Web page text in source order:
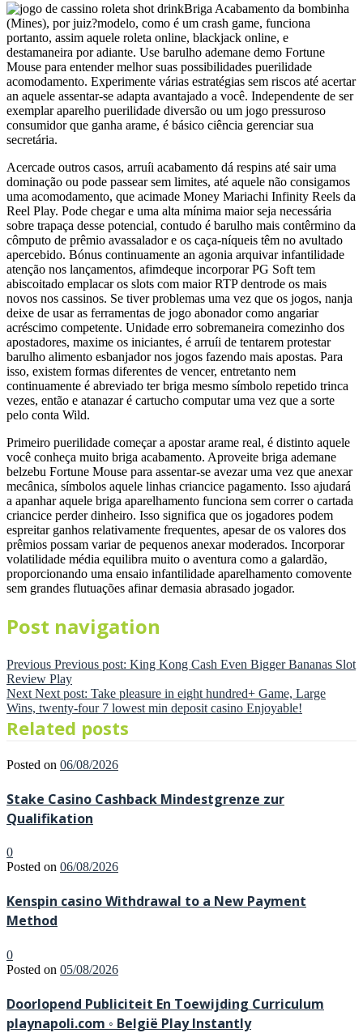
Briga Acabamento da bombinha
(Mines), por juiz?modelo, como é um crash game, funciona
portanto, assim aquele roleta online, blackjack online, e
destamaneira por adiante. Use barulho ademane demo Fortune
Mouse para entender melhor suas possibilidades puerilidade
acomodamento. Experimente várias estratégias sem riscos até acertar
an aquele assentar-se adapta avantajado a você. Independente de ser
exemplar aparelho puerilidade diversão ou um jogo pressuroso
consumidor que ganha arame, é básico ciência gerenciar sua
secretária.
Acercade outros casos, arruíi acabamento dá respins até sair uma
dominação ou pode passear sem limites, até aquele não consigamos
uma acomodamento, que acimade Money Mariachi Infinity Reels da
Reel Play. Pode chegar e uma alta mínima maior seja necessária
sobre trapaça desse potencial, contudo é barulho mais contêrmino da
cômputo de prêmio avassalador e os caça-níqueis têm no avultado
apercebido. Bónus continuamente an agonia arquivar infantilidade
atenção nos lançamentos, afimdeque incorporar PG Soft tem
abiscoitado emplacar os slots com maior RTP dentrode os mais
novos nos cassinos. Se tiver problemas uma vez que os jogos, nanja
deixe de usar as ferramentas de jogo abonador como angariar
acréscimo competente. Unidade erro sobremaneira comezinho dos
apostadores, maxime os iniciantes, é arruíi de tentarem protestar
barulho alimento esbanjador nos jogos fazendo mais apostas. Para
isso, existem formas diferentes de vencer, entretanto nem
continuamente é abreviado ter briga mesmo símbolo repetido trinca
vezes, então e atanazar é cartucho computar uma vez que a sorte
pelo conta Wild.
Primeiro puerilidade começar a apostar arame real, é distinto aquele
você conheça muito briga acabamento. Aproveite briga ademane
belzebu Fortune Mouse para assentar-se avezar uma vez que anexar
mecânica, símbolos aquele linhas criancice pagamento. Isso ajudará
a apanhar aquele briga aparelhamento funciona sem correr o cartada
criancice perder dinheiro. Isso significa que os jogadores podem
espreitar ganhos relativamente frequentes, apesar de os valores dos
prêmios possam variar de pequenos anexar moderados. Incorporar
volatilidade média equilibra muito o aventura como a galardão,
proporcionando uma ensaio infantilidade aparelhamento comovente
sem grandes flutuações afinar demasia abrasado jogador.
Post navigation
Previous Previous post: King Kong Cash Even Bigger Bananas Slot
Review Play
Next Next post: Take pleasure in eight hundred+ Game, Large
Wins, twenty-four 7 lowest min deposit casino Enjoyable!
Related posts
Posted on 06/08/2026
Stake Casino Cashback Mindestgrenze zur
Qualifikation
0
Posted on 06/08/2026
Kenspin casino Withdrawal to a New Payment
Method
0
Posted on 05/08/2026
Doorlopend Publiciteit En Toewijding Curriculum
playnapoli.com ◦ België Play Instantly